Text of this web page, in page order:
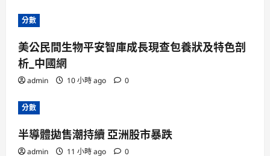
分數
美公民間生物平安智庫成長現查包養狀及特色剖
析_中國網
admin 10 小時 ago 0
分數
半導體拋售潮持續 亞洲股市暴跌
admin 11 小時 ago 0